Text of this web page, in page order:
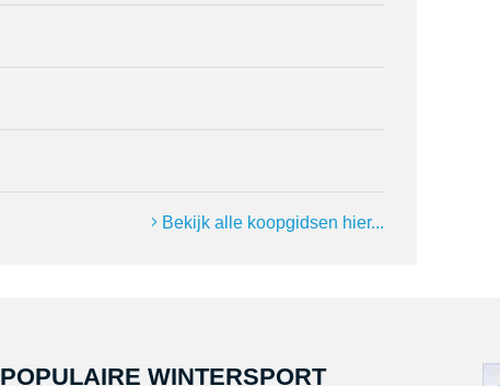
Bekijk alle koopgidsen hier...
POPULAIRE WINTERSPORT